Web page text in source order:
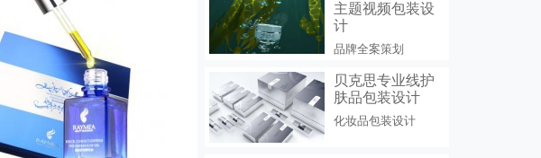
广告视频设计
网站设计
画册设计
广告摄影
主题视频包装设
计
品牌全案策划
贝克思专业线护
肤品包装设计
化妆品包装设计